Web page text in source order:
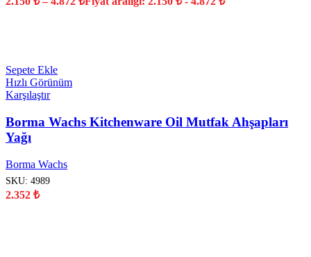
Sepete Ekle
Hızlı Görünüm
Karşılaştır
Borma Wachs Kitchenware Oil Mutfak Ahşapları
Yağı
Borma Wachs
SKU: 4989
2.352 ₺